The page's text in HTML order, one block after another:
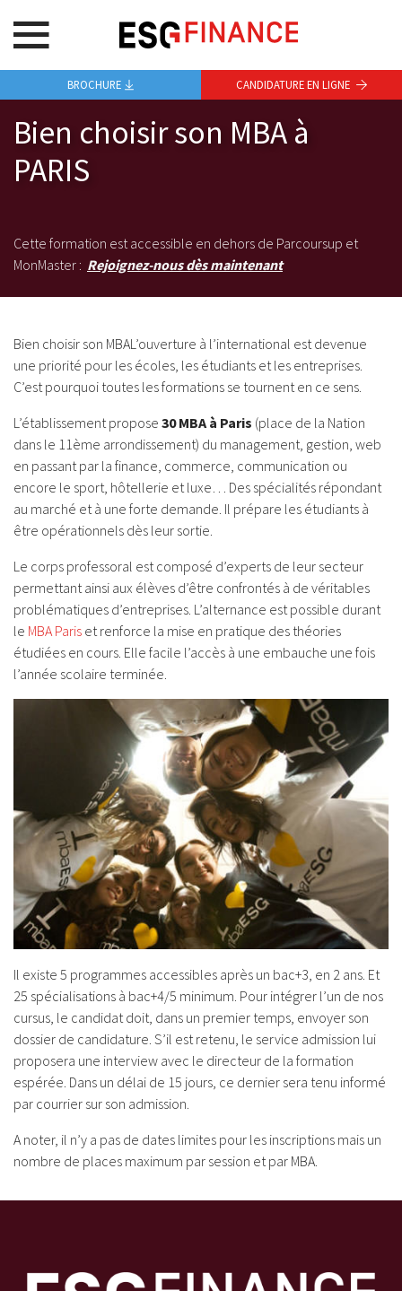
Bien choisir son MBA à
PARIS
Cette formation est accessible en dehors de Parcoursup et
MonMaster : Rejoignez-nous dès maintenant
Bien choisir son MBAL’ouverture à l’international est devenue
une priorité pour les écoles, les étudiants et les entreprises.
C’est pourquoi toutes les formations se tournent en ce sens.
L’établissement propose 30 MBA à Paris (place de la Nation
dans le 11ème arrondissement) du management, gestion, web
en passant par la finance, commerce, communication ou
encore le sport, hôtellerie et luxe… Des spécialités répondant
au marché et à une forte demande. Il prépare les étudiants à
être opérationnels dès leur sortie.
Le corps professoral est composé d’experts de leur secteur
permettant ainsi aux élèves d’être confrontés à de véritables
problématiques d’entreprises. L’alternance est possible durant
le MBA Paris et renforce la mise en pratique des théories
étudiées en cours. Elle facile l’accès à une embauche une fois
l’année scolaire terminée.
Il existe 5 programmes accessibles après un bac+3, en 2 ans. Et
25 spécialisations à bac+4/5 minimum. Pour intégrer l’un de nos
cursus, le candidat doit, dans un premier temps, envoyer son
dossier de candidature. S’il est retenu, le service admission lui
proposera une interview avec le directeur de la formation
espérée. Dans un délai de 15 jours, ce dernier sera tenu informé
par courrier sur son admission.
A noter, il n’y a pas de dates limites pour les inscriptions mais un
nombre de places maximum par session et par MBA.
BROCHURE CANDIDATURE EN LIGNE